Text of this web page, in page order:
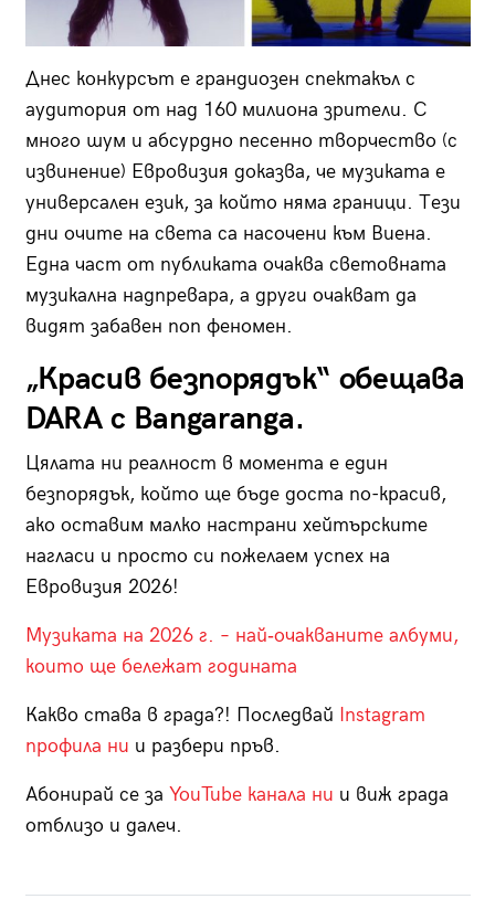
Днес конкурсът е грандиозен спектакъл с
аудитория от над 160 милиона зрители. С
много шум и абсурдно песенно творчество (с
извинение) Евровизия доказва, че музиката е
универсален език, за който няма граници. Тези
дни очите на света са насочени към Виена.
Една част от публиката очаква световната
музикална надпревара, а други очакват да
видят забавен поп феномен.
„Красив безпорядък“ обещава
DARA с Bangaranga.
Цялата ни реалност в момента е един
безпорядък, който ще бъде доста по-красив,
ако оставим малко настрани хейтърските
нагласи и просто си пожелаем успех на
Евровизия 2026!
Музиката на 2026 г. – най‑очакваните албуми,
които ще бележат годината
Какво става в града?! Последвай Instagram
профила ни и разбери пръв.
Абонирай се за YouTube канала ни и виж града
отблизо и далеч.